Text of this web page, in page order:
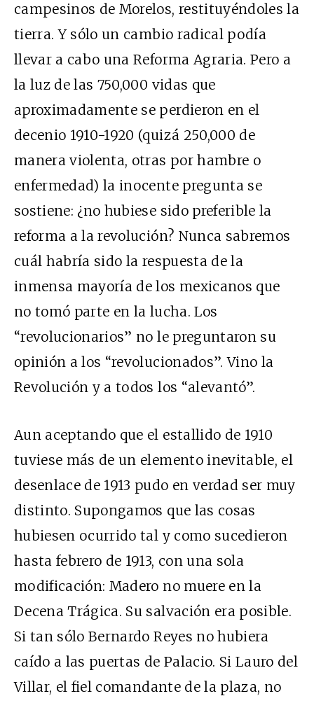
campesinos de Morelos, restituyéndoles la
tierra. Y sólo un cambio radical podía
llevar a cabo una Reforma Agraria. Pero a
la luz de las 750,000 vidas que
aproximadamente se perdieron en el
decenio 1910-1920 (quizá 250,000 de
manera violenta, otras por hambre o
enfermedad) la inocente pregunta se
sostiene: ¿no hubiese sido preferible la
reforma a la revolución? Nunca sabremos
cuál habría sido la respuesta de la
inmensa mayoría de los mexicanos que
no tomó parte en la lucha. Los
“revolucionarios” no le preguntaron su
opinión a los “revolucionados”. Vino la
Revolución y a todos los “alevantó”.
Aun aceptando que el estallido de 1910
tuviese más de un elemento inevitable, el
desenlace de 1913 pudo en verdad ser muy
distinto. Supongamos que las cosas
hubiesen ocurrido tal y como sucedieron
hasta febrero de 1913, con una sola
modificación: Madero no muere en la
Decena Trágica. Su salvación era posible.
Si tan sólo Bernardo Reyes no hubiera
caído a las puertas de Palacio. Si Lauro del
Villar, el fiel comandante de la plaza, no